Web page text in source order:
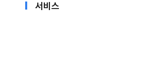
서비스